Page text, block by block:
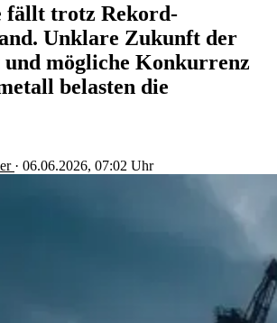
trotz Rekord-
Unklare Zukunft der
mögliche Konkurrenz
belasten die
· 06.06.2026, 07:02 Uhr